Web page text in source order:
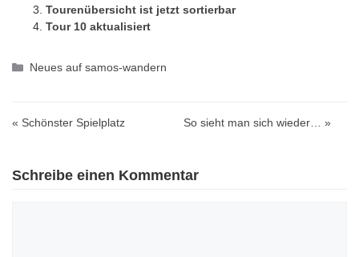
Tourenübersicht ist jetzt sortierbar
Tour 10 aktualisiert
Kategorien
Neues auf samos-wandern
« Schönster Spielplatz So sieht man sich wieder… »
Schreibe einen Kommentar